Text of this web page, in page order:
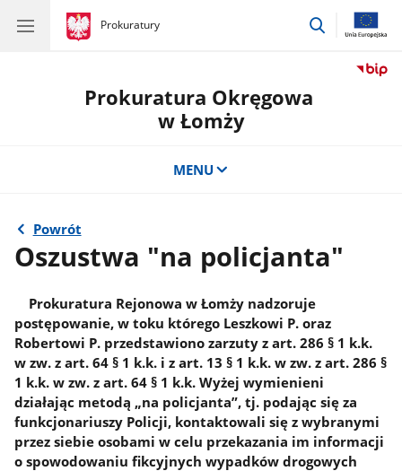
gov.pl
Prokuratury
gov.pl
Prokuratury
przejdź
Prokuratura Okręgowa
w Łomży
MENU
Powrót
Oszustwa "na policjanta"
Prokuratura Rejonowa w Łomży nadzoruje
postępowanie, w toku którego Leszkowi P. oraz
Robertowi P. przedstawiono zarzuty z art. 286 § 1 k.k.
w zw. z art. 64 § 1 k.k. i z art. 13 § 1 k.k. w zw. z art. 286 §
1 k.k. w zw. z art. 64 § 1 k.k. Wyżej wymienieni
działając metodą „na policjanta”, tj. podając się za
funkcjonariuszy Policji, kontaktowali się z wybranymi
przez siebie osobami w celu przekazania im informacji
o spowodowaniu fikcyjnych wypadków drogowych